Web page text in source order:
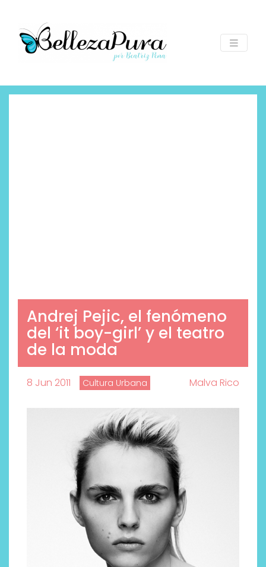
Andrej Pejic, el fenómeno
del ‘it boy-girl’ y el teatro
de la moda
8 Jun 2011 Cultura Urbana Malva Rico